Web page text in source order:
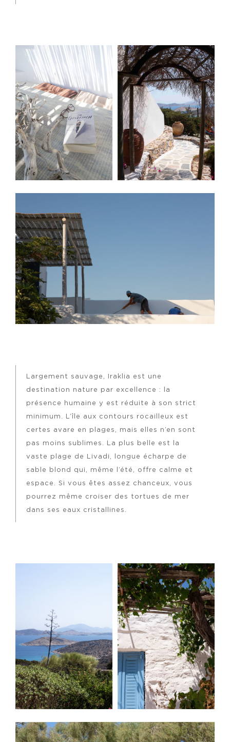
Largement sauvage, Iraklia est une
destination nature par excellence : la
présence humaine y est réduite à son strict
minimum. L’île aux contours rocailleux est
certes avare en plages, mais elles n’en sont
pas moins sublimes. La plus belle est la
vaste plage de Livadi, longue écharpe de
sable blond qui, même l’été, offre calme et
espace. Si vous êtes assez chanceux, vous
pourrez même croiser des tortues de mer
dans ses eaux cristallines.